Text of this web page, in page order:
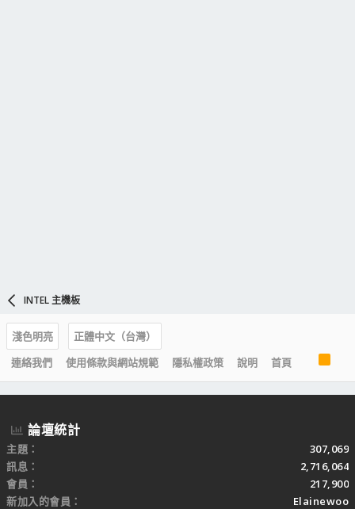
INTEL 主機板
淺色明亮
正體中文（台灣）
連絡我們
使用條款與網站規範 隱私權政策 說明 首頁
S
論壇統計
主題
307,069
訊息
2,716,064
會員
217,900
新加入的會員
Elainewoo